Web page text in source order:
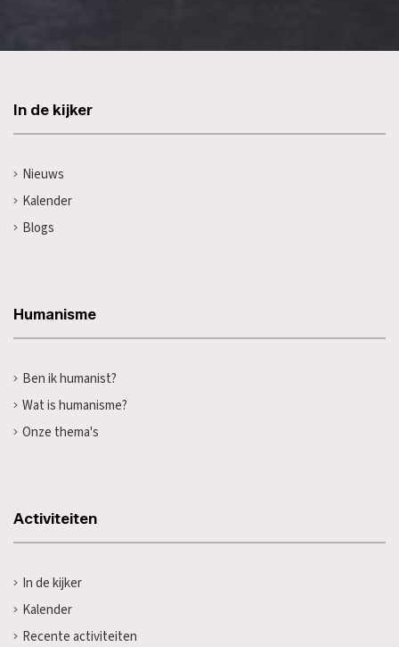
In de kijker
Nieuws
Kalender
Blogs
Humanisme
Ben ik humanist?
Wat is humanisme?
Onze thema's
Activiteiten
In de kijker
Kalender
Recente activiteiten